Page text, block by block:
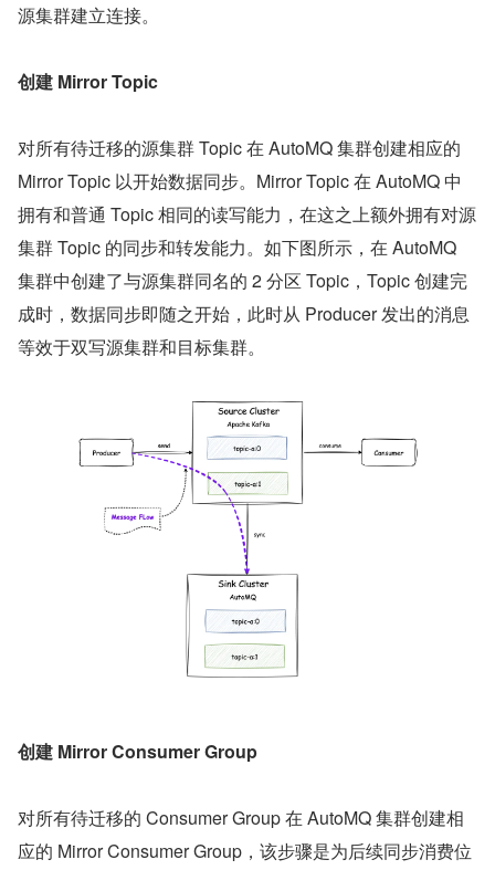
源集群建立连接。
创建 Mirror Topic
对所有待迁移的源集群 Topic 在 AutoMQ 集群创建相应的
Mirror Topic 以开始数据同步。Mirror Topic 在 AutoMQ 中
拥有和普通 Topic 相同的读写能力，在这之上额外拥有对源
集群 Topic 的同步和转发能力。如下图所示，在 AutoMQ
集群中创建了与源集群同名的 2 分区 Topic，Topic 创建完
成时，数据同步即随之开始，此时从 Producer 发出的消息
等效于双写源集群和目标集群。
创建 Mirror Consumer Group
对所有待迁移的 Consumer Group 在 AutoMQ 集群创建相
应的 Mirror Consumer Group，该步骤是为后续同步消费位